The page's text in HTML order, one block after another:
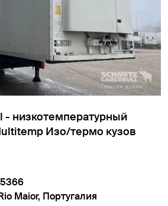
- низкотемпературный
Изо/термо кузов
Дания